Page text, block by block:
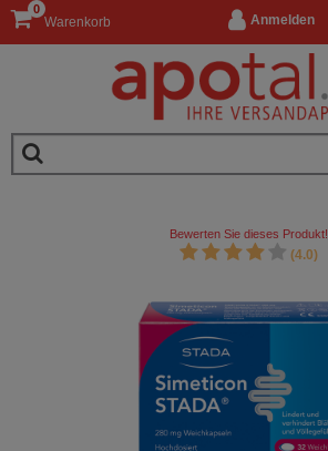
Anmelden
Warenkorb
0
Bewerten Sie dieses Produkt!
(4.0)